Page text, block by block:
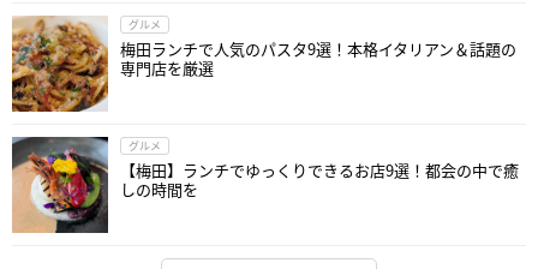
グルメ
梅田ランチで人気のパスタ9選！本格イタリアン＆話題の
専門店を厳選
グルメ
【梅田】ランチでゆっくりできるお店9選！都会の中で癒
しの時間を